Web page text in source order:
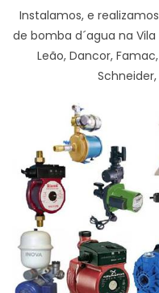
Instalamos, e
de bomba d´agua na Vila
Leão, Dancor, Famac,